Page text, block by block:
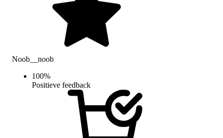
Noob__noob
100%
Positieve feedback